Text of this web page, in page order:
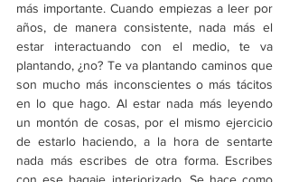
más importante. Cuando empiezas a leer por
años, de manera consistente, nada más el
estar interactuando con el medio, te va
plantando, ¿no? Te va plantando caminos que
son mucho más inconscientes o más tácitos
en lo que hago. Al estar nada más leyendo
un montón de cosas, por el mismo ejercicio
de estarlo haciendo, a la hora de sentarte
nada más escribes de otra forma. Escribes